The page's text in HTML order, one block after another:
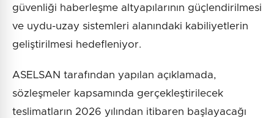
güvenliği haberleşme altyapılarının güçlendirilmesi
ve uydu-uzay sistemleri alanındaki kabiliyetlerin
geliştirilmesi hedefleniyor.
ASELSAN tarafından yapılan açıklamada,
sözleşmeler kapsamında gerçekleştirilecek
teslimatların 2026 yılından itibaren başlayacağı